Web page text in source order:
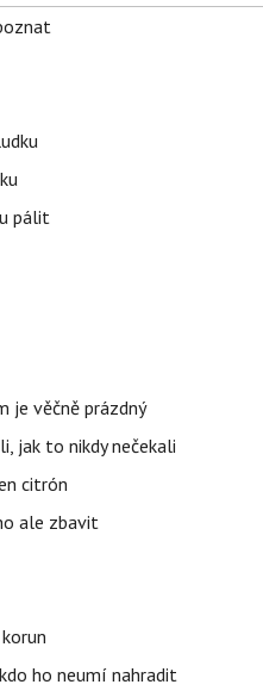
pálit
je věčně prázdný
jak to nikdy nečekali
citrón
ale zbavit
ho neumí nahradit